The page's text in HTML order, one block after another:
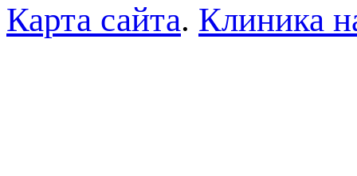
Карта сайта. Клиника